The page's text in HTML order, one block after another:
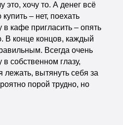
это, хочу то. А денег всё
– нет, поехать
в кафе пригласить – опять
В конце концов, каждый
Всегда очень
в собственном глазу,
лежать, вытянуть себя за
порой трудно, но